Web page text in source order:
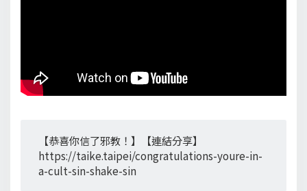
【恭喜你信了邪教！】【連結分享】
https://taike.taipei/congratulations-youre-in-
a-cult-sin-shake-sin